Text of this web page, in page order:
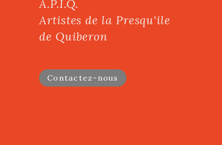
A.P.I.Q.
Artistes de la Presqu'ile
de Quiberon
Contactez-nous